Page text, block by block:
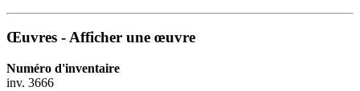
Œuvres - Afficher une œuvre
Numéro d'inventaire
inv. 3666